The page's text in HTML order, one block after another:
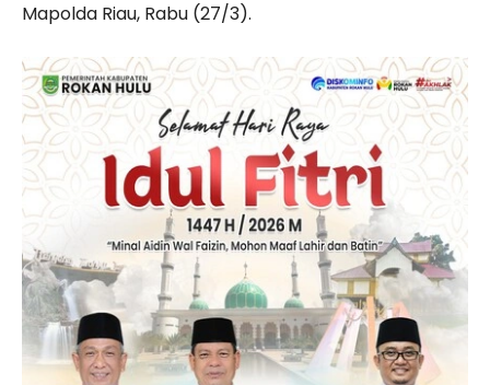
Mapolda Riau, Rabu (27/3).